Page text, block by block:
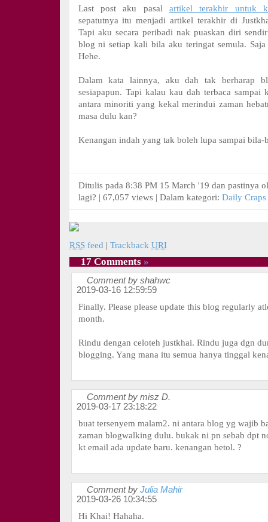
Last post aku pasal artikel terakhir untuk
sepatutnya itu menjadi artikel terakhir di
Tapi aku secara peribadi nak puaskan diri
blog ni setiap kali bila aku teringat semula.
Hehe.
Dalam kata lainnya, aku dah tak berharap
sesiapapun. Tapi kalau kau dah terbaca sampai
antara minoriti yang kekal merindui zaman
masa dulu kan?
Kenangan indah yang tak boleh lupa sampai bila-
Ditulis pada 8:38 PM 15 March '19 dan pastinya
lagi? | 67,057 views | Dalam kategori: Daily Craps
RSSfeed | Trackback URI
17 Comments »
Comment by shahwc
2019-03-16 12:59:59
Finally. Please please update this blog regularly
month.
Rindu dengan celoteh justkhai. Rindu juga dgn
blogging. Yang mana itu semua hanya tinggal
Comment by misz D.
2019-03-17 23:18:22
buat tersenyem malam2. ni antara blog yg wajib
zaman blogwalking dulu. bukak ni pn sebab dpt
kt email ada update baru. kenangan betol. ?
Comment by Julia Mahir
2019-03-26 10:34:55
Hi Khai! Hahaha.